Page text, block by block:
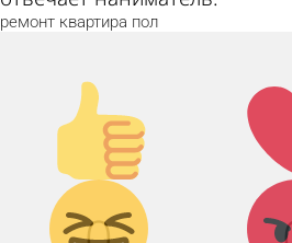
ремонт квартира пол
Палец
вверх!
Дикий
смех!